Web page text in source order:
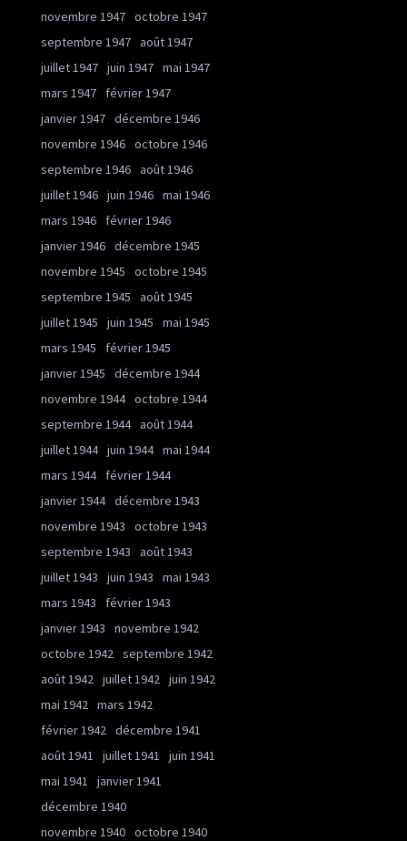
novembre 1947 octobre 1947
septembre 1947 août 1947
juillet 1947 juin 1947 mai 1947
mars 1947
février 1947
janvier 1947 décembre 1946
novembre 1946 octobre 1946
septembre 1946 août 1946
juillet 1946 juin 1946 mai 1946
mars 1946
février 1946
janvier 1946 décembre 1945
novembre 1945
octobre 1945
septembre 1945
août 1945
juillet 1945
juin 1945
mai 1945
mars 1945
février 1945
janvier 1945
décembre 1944
novembre 1944 octobre 1944
septembre 1944 août 1944
juillet 1944 juin 1944 mai 1944
mars 1944
février 1944
janvier 1944 décembre 1943
novembre 1943
octobre 1943
septembre 1943
août 1943
juillet 1943
juin 1943
mai 1943
mars 1943
février 1943
janvier 1943
novembre 1942
octobre 1942 septembre 1942
août 1942 juillet 1942 juin 1942
mai 1942 mars 1942
février 1942 décembre 1941
août 1941
juillet 1941
juin 1941
mai 1941
janvier 1941
décembre 1940
novembre 1940 octobre 1940